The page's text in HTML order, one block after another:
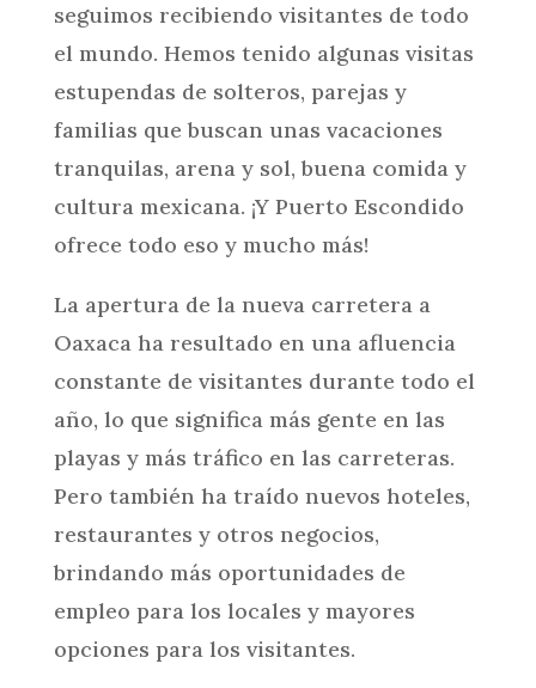
seguimos recibiendo visitantes de todo
el mundo. Hemos tenido algunas visitas
estupendas de solteros, parejas y
familias que buscan unas vacaciones
tranquilas, arena y sol, buena comida y
cultura mexicana. ¡Y Puerto Escondido
ofrece todo eso y mucho más!
La apertura de la nueva carretera a
Oaxaca ha resultado en una afluencia
constante de visitantes durante todo el
año, lo que significa más gente en las
playas y más tráfico en las carreteras.
Pero también ha traído nuevos hoteles,
restaurantes y otros negocios,
brindando más oportunidades de
empleo para los locales y mayores
opciones para los visitantes.